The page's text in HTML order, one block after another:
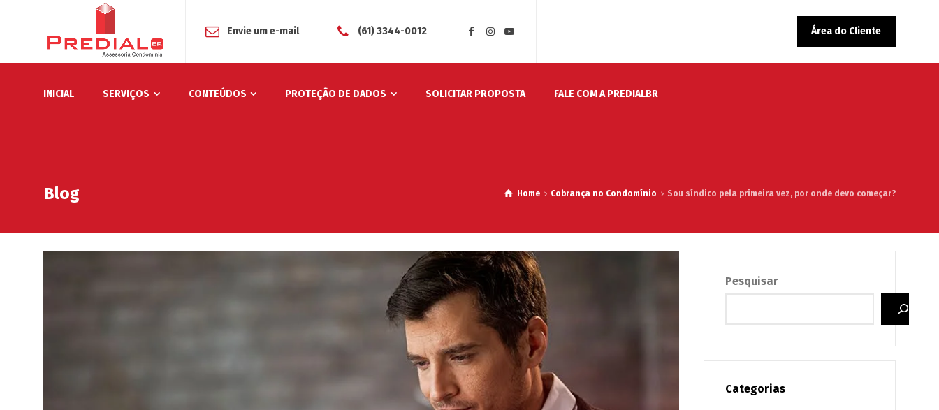
Envie um e-mail (61) 3344-0012 Área do Cliente
INICIAL SERVIÇOS CONTEÚDOS PROTEÇÃO DE DADOS SOLICITAR PROPOSTA FALE COM A PREDIALBR
Blog Home Cobrança no Condomínio Sou síndico pela primeira vez, por onde devo começar?
Pesquisar
Categorias